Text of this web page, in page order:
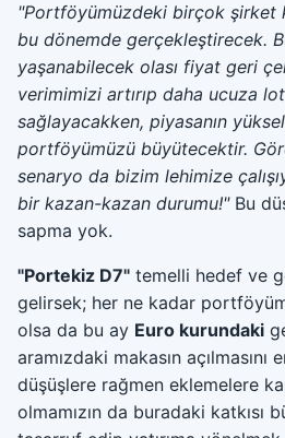
"Portföyümüzdeki birçok şirket
bu dönemde gerçekleştirecek.
yaşanabilecek olası fiyat geri
verimimizi artırıp daha ucuza
sağlayacakken, piyasanın
portföyümüzü büyütecektir.
senaryo da bizim lehimize
bir kazan-kazan durumu!"Bu
sapma yok.
"Portekiz D7" temelli hedef ve
gelirsek; her ne kadar
olsa da bu ay Euro kurundaki
aramızdaki makasın açılmasını
düşüşlere rağmen eklemelere
olmamızın da buradaki katkısı